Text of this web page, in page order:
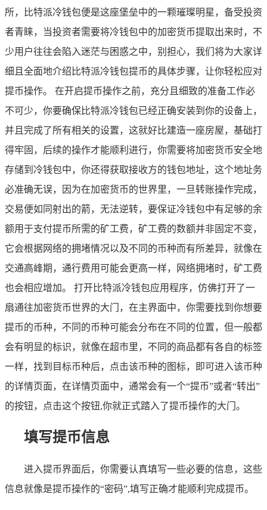
所，比特派冷钱包便是这座堡垒中的一颗璀璨明星，备受投资
者青睐，当投资者需要将冷钱包中的加密货币提取出来时，不
少用户往往会陷入迷茫与困惑之中，别担心，我们将为大家详
细且全面地介绍比特派冷钱包提币的具体步骤，让你轻松应对
提币操作。 在开启提币操作之前，充分且细致的准备工作必
不可少，你要确保比特派冷钱包已经正确安装到你的设备上，
并且完成了所有相关的设置，这就好比建造一座房屋，基础打
得牢固，后续的操作才能顺利进行，你需要将加密货币安全地
存储到冷钱包中，你还得获取接收方的钱包地址，这个地址务
必准确无误，因为在加密货币的世界里，一旦转账操作完成，
交易便如同射出的箭，无法逆转，要保证冷钱包中有足够的余
额用于支付提币所需的矿工费，矿工费的数额并非固定不变，
它会根据网络的拥堵情况以及不同的币种而有所差异，就像在
交通高峰期，通行费用可能会更高一样，网络拥堵时，矿工费
也会相应增加。 打开比特派冷钱包应用程序，仿佛打开了一
扇通往加密货币世界的大门，在主界面中，你需要找到你想要
提币的币种，不同的币种可能会分布在不同的位置，但一般都
会有明显的标识，就像在超市里，不同的商品都有各自的标签
一样，找到目标币种后，点击该币种的图标，即可进入该币种
的详情页面，在详情页面中，通常会有一个“提币”或者“转出”
的按钮，点击这个按钮,你就正式踏入了提币操作的大门。
填写提币信息
进入提币界面后，你需要认真填写一些必要的信息，这些
信息就像是提币操作的“密码”,填写正确才能顺利完成提币。